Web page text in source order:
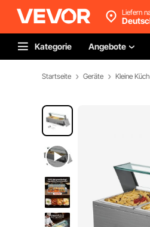
Liefern
Kategorie Angebote
Startseite Geräte Kleine